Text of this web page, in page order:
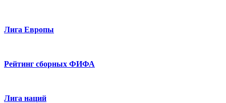
Лига Европы
Рейтинг сборных ФИФА
Лига наций